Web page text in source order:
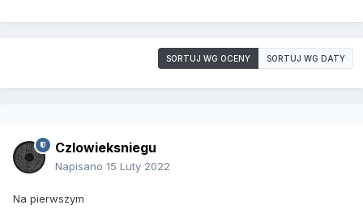
SORTUJ WG OCENY SORTUJ WG DATY
Czlowieksniegu
Napisano 15 Luty 2022
Na pierwszym